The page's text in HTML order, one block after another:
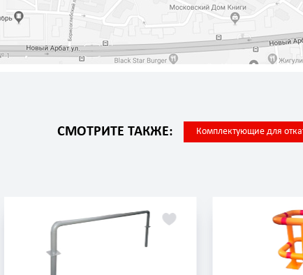
СМОТРИТЕ ТАКЖЕ: Комплектующие для